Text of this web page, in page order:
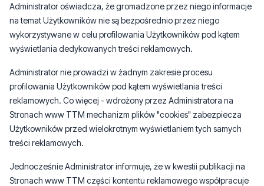
Administrator oświadcza, że gromadzone przez niego informacje
na temat Użytkowników nie są bezpośrednio przez niego
wykorzystywane w celu profilowania Użytkowników pod kątem
wyświetlania dedykowanych treści reklamowych.
Administrator nie prowadzi w żadnym zakresie procesu
profilowania Użytkowników pod kątem wyświetlania treści
reklamowych. Co więcej - wdrożony przez Administratora na
Stronach www TTM mechanizm plików "cookies" zabezpiecza
Użytkowników przed wielokrotnym wyświetlaniem tych samych
treści reklamowych.
Jednocześnie Administrator informuje, że w kwestii publikacji na
Stronach www TTM części kontentu reklamowego współpracuje